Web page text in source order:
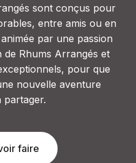
sont conçus pour
entre amis ou en
par une passion
Rhums Arrangés et
pour que
nouvelle aventure
partager.
faire